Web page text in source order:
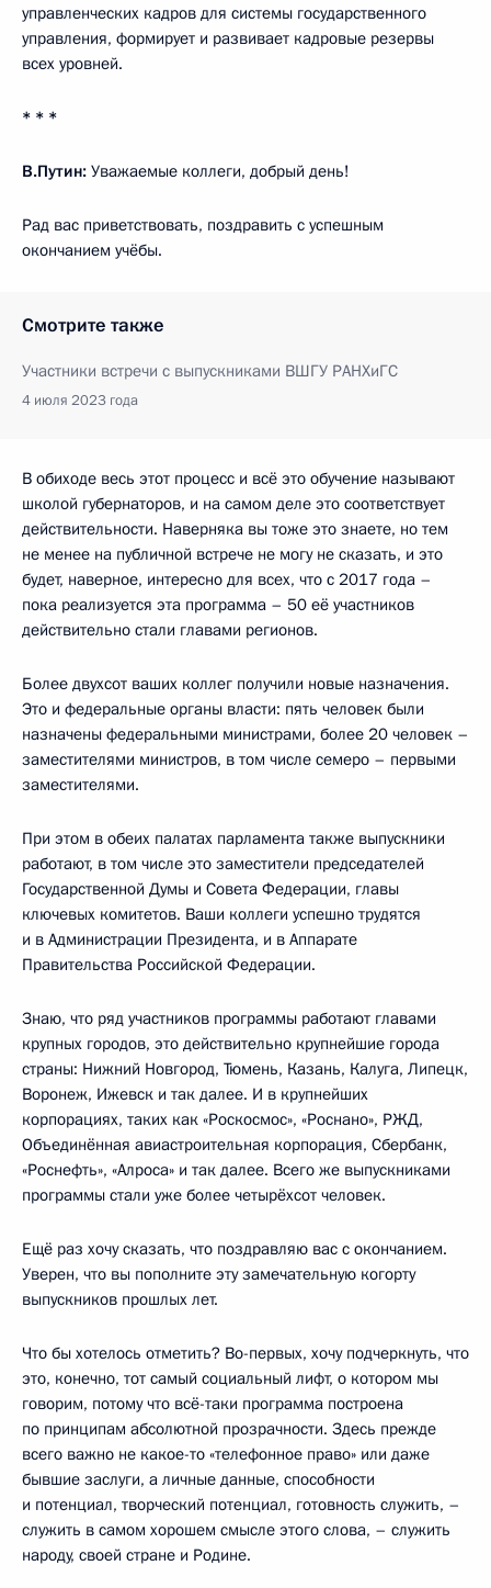
управленческих кадров для системы государственного
управления, формирует и развивает кадровые резервы
всех уровней.
* * *
В.Путин: Уважаемые коллеги, добрый день!
Рад вас приветствовать, поздравить с успешным
окончанием учёбы.
Смотрите также
Участники встречи с выпускниками ВШГУ РАНХиГС
4 июля 2023 года
В обиходе весь этот процесс и всё это обучение называют
школой губернаторов, и на самом деле это соответствует
действительности. Наверняка вы тоже это знаете, но тем
не менее на публичной встрече не могу не сказать, и это
будет, наверное, интересно для всех, что с 2017 года –
пока реализуется эта программа – 50 её участников
действительно стали главами регионов.
Более двухсот ваших коллег получили новые назначения.
Это и федеральные органы власти: пять человек были
назначены федеральными министрами, более 20 человек –
заместителями министров, в том числе семеро – первыми
заместителями.
При этом в обеих палатах парламента также выпускники
работают, в том числе это заместители председателей
Государственной Думы и Совета Федерации, главы
ключевых комитетов. Ваши коллеги успешно трудятся
и в Администрации Президента, и в Аппарате
Правительства Российской Федерации.
Знаю, что ряд участников программы работают главами
крупных городов, это действительно крупнейшие города
страны: Нижний Новгород, Тюмень, Казань, Калуга, Липецк,
Воронеж, Ижевск и так далее. И в крупнейших
корпорациях, таких как «Роскосмос», «Роснано», РЖД,
Объединённая авиастроительная корпорация, Сбербанк,
«Роснефть», «Алроса» и так далее. Всего же выпускниками
программы стали уже более четырёхсот человек.
Ещё раз хочу сказать, что поздравляю вас с окончанием.
Уверен, что вы пополните эту замечательную когорту
выпускников прошлых лет.
Что бы хотелось отметить? Во-первых, хочу подчеркнуть, что
это, конечно, тот самый социальный лифт, о котором мы
говорим, потому что всё-таки программа построена
по принципам абсолютной прозрачности. Здесь прежде
всего важно не какое-то «телефонное право» или даже
бывшие заслуги, а личные данные, способности
и потенциал, творческий потенциал, готовность служить, –
служить в самом хорошем смысле этого слова, – служить
народу, своей стране и Родине.